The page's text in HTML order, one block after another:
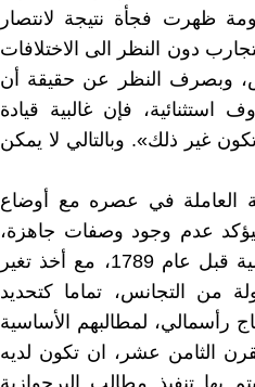
ظهرت فجأة نتيجة لانتصار
دون النظر الى الاختلافات
وبصرف النظر عن حقيقة أن
فإن غالبية قيادة
غير ذلك». وبالتالي لا يمكن
العاملة في عصره مع أوضاع
ليؤكد عدم وجود وصفات جاهزة،
فيكتب: «كانت المطالب العامة للبرجوازية الفرنسية قبل عام 1789، مع أخذ تغير
من التجانس، تماما كتحديد
رأسمالي، لمطالبهم الأساسية
الثامن عشر، ان تكون لديه
تنفيذ مطالب البرجوازية